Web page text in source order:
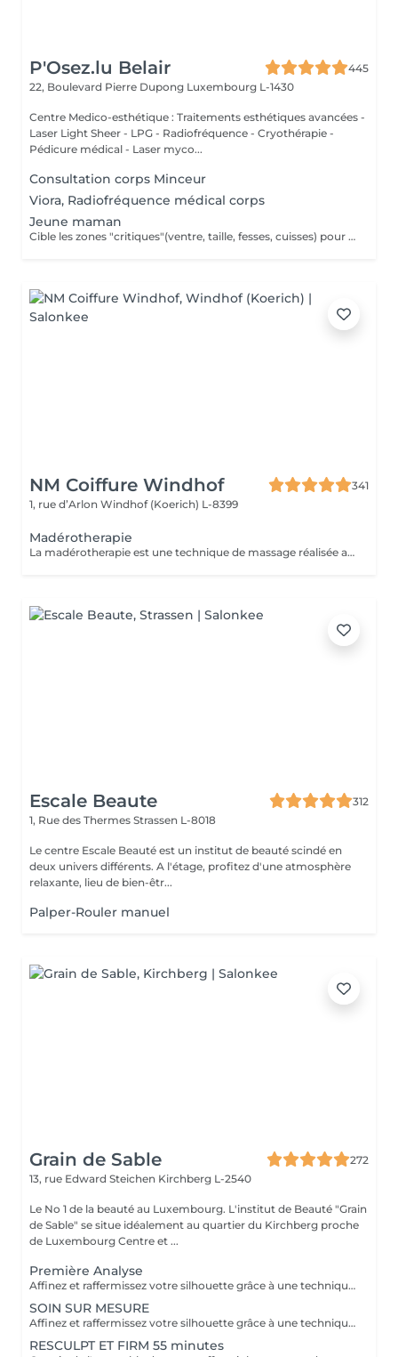
P'Osez.lu Belair
445
22, Boulevard Pierre Dupong Luxembourg L-1430
Centre Medico-esthétique : Traitements esthétiques avancées -
Laser Light Sheer - LPG - Radiofréquence - Cryothérapie -
Pédicure médical - Laser myco...
Consultation corps Minceur
Viora, Radiofréquence médical corps
Jeune maman
Cible les zones "critiques"(ventre, taille, fesses, cuisses) pour retrouver une silhouette harmonieuse après l'arrivée de bébé tout en apportant une véritable sensation de bien-être.
NM Coiffure Windhof
341
1, rue d’Arlon Windhof (Koerich) L-8399
Madérotherapie
La madérotherapie est une technique de massage réalisée avec des instruments en bois spécialement éllaboré affin de sculpter , tonifier votre corps. Naturelle et non invasive, celle- ci offre des résultats visibles et surtout durable dans le temps. Ses bienfaits : - Réduction de la cellulite - Grande amélioration de la circulation sanguine et lymphatique - Raffermissement de la peau - Diminution des tensions musculaires - Remodelage de la silhouette
Escale Beaute
312
1, Rue des Thermes Strassen L-8018
Le centre Escale Beauté est un institut de beauté scindé en
deux univers différents. A l'étage, profitez d'une atmosphère
relaxante, lieu de bien-êtr...
Palper-Rouler manuel
Grain de Sable
272
13, rue Edward Steichen Kirchberg L-2540
Le No 1 de la beauté au Luxembourg. L'institut de Beauté "Grain
de Sable" se situe idéalement au quartier du Kirchberg proche
de Luxembourg Centre et ...
Première Analyse
Affinez et raffermissez votre silhouette grâce à une technique de palper-rouler associée à un système d'aspiration. La dernière génération, le Cellu M6 INFINITY est un programme de soins basés sur la technique " Endermologie ", permettant de stimuler la circulation et les tissus de la peau en profondeur grâce à un système mécanique de palper-rouler. Associant confort et efficacité, cette technique, très proche d'un massage manuel, assouplit les tissus, améliore la circulation veineuse et lymphatique et permet une meilleure élimination des toxines. Les soins du corps Cellu M6 INFINITY permettent de : - déstocker les graisses - lisser la cellulite - raffermir la peau - retrouver des jambes légères
SOIN SUR MESURE
Affinez et raffermissez votre silhouette grâce à une technique de palper-rouler associée à un système d'aspiration. La dernière génération, le Cellu M6 INFINITY est un programme de soins basés sur la technique " Endermologie ", permettant de stimuler la circulation et les tissus de la peau en profondeur grâce à un système mécanique de palper-rouler. Associant confort et efficacité, cette technique, très proche d'un massage manuel, assouplit les tissus, améliore la circulation veineuse et lymphatique et permet une meilleure élimination des toxines. Les soins du corps Cellu M6 INFINITY permettent de : - déstocker les graisses - lisser la cellulite - raffermir la peau - retrouver des jambes légères
RESCULPT ET FIRM 55 minutes